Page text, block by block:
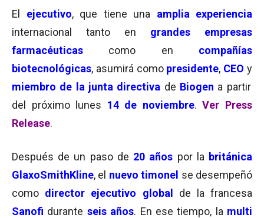
El ejecutivo, que tiene una amplia experiencia
internacional tanto en grandes empresas
farmacéuticas como en compañías
biotecnológicas, asumirá como presidente, CEO y
miembro de la junta directiva de Biogen a partir
del próximo lunes 14 de noviembre.Ver Press
Release.
Después de un paso de 20 años por la británica
GlaxoSmithKline, el nuevo timonel se desempeñó
como director ejecutivo global
de la francesa
Sanofi durante seis años. En ese tiempo, la multi